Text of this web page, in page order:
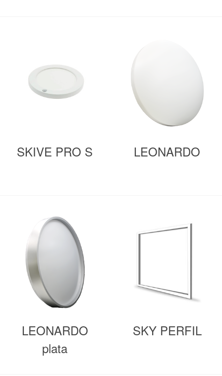
SKIVE PRO S LEONARDO
LEONARDO
plata
SKY PERFIL